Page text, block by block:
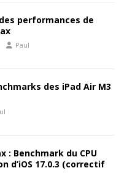
performances de
Paul
des iPad Air M3
: Benchmark du CPU
d’iOS 17.0.3 (correctif